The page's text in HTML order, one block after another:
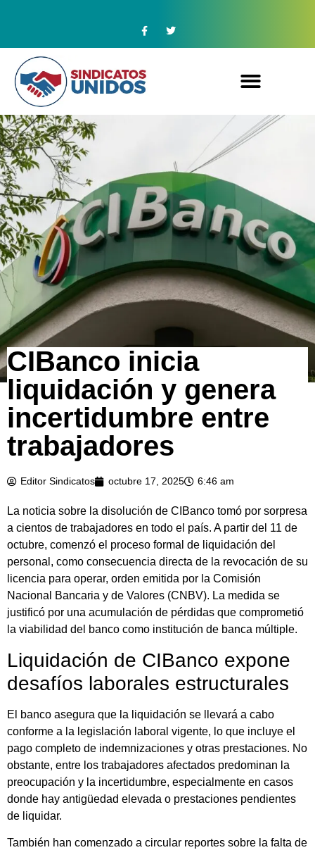
CIBanco inicia
liquidación y genera
incertidumbre entre
trabajadores
Editor Sindicatos octubre 17, 2025 6:46 am
La noticia sobre la disolución de CIBanco tomó por sorpresa
a cientos de trabajadores en todo el país. A partir del 11 de
octubre, comenzó el proceso formal de liquidación del
personal, como consecuencia directa de la revocación de su
licencia para operar, orden emitida por la Comisión
Nacional Bancaria y de Valores (CNBV). La medida se
justificó por una acumulación de pérdidas que comprometió
la viabilidad del banco como institución de banca múltiple.
Liquidación de CIBanco expone
desafíos laborales estructurales
El banco asegura que la liquidación se llevará a cabo
conforme a la legislación laboral vigente, lo que incluye el
pago completo de indemnizaciones y otras prestaciones. No
obstante, entre los trabajadores afectados predominan la
preocupación y la incertidumbre, especialmente en casos
donde hay antigüedad elevada o prestaciones pendientes
de liquidar.
También han comenzado a circular reportes sobre la falta de